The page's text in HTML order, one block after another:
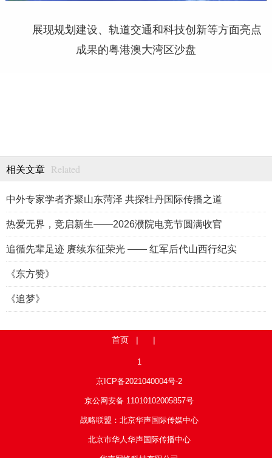
展现规划建设、轨道交通和科技创新等方面亮点
成果的粤港澳大湾区沙盘
相关文章 Related
中外专家学者齐聚山东菏泽 共探牡丹国际传播之道
热爱无界，竞启新生——2026濮院电竞节圆满收官
追循先辈足迹 赓续东征荣光 —— 红军后代山西行纪实
《东方赞》
《追梦》
首页 | |
1
京ICP备2021040004号-2
京公网安备 11010102005857号
战略联盟：北京华声国际传媒中心
北京市华人华声国际传播中心